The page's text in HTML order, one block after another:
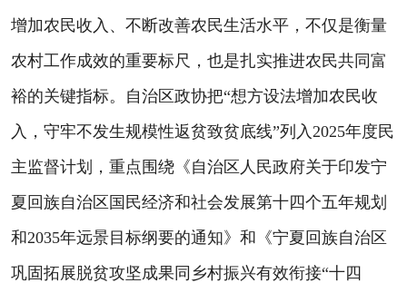
增加农民收入、不断改善农民生活水平，不仅是衡量
农村工作成效的重要标尺，也是扎实推进农民共同富
裕的关键指标。自治区政协把“想方设法增加农民收
入，守牢不发生规模性返贫致贫底线”列入2025年度民
主监督计划，重点围绕《自治区人民政府关于印发宁
夏回族自治区国民经济和社会发展第十四个五年规划
和2035年远景目标纲要的通知》和《宁夏回族自治区
巩固拓展脱贫攻坚成果同乡村振兴有效衔接“十四